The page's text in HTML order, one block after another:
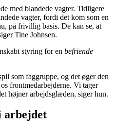
med blandede vagter. Tidligere
vagter, fordi det kom som en
på frivillig basis. De kan se, at
Tine Johnsen.
styring for en befriende
som faggruppe, og det øger den
frontmedarbejderne. Vi tager
højner arbejdsglæden, siger hun.
arbejdet